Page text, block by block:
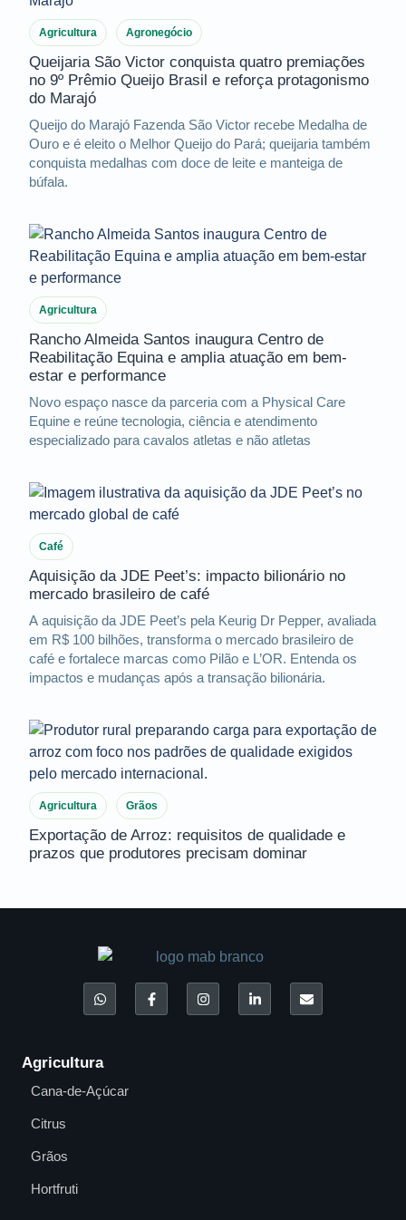
Agricultura Agronegócio
Queijaria São Victor conquista quatro premiações
no 9º Prêmio Queijo Brasil e reforça protagonismo
do Marajó
Queijo do Marajó Fazenda São Victor recebe Medalha de
Ouro e é eleito o Melhor Queijo do Pará; queijaria também
conquista medalhas com doce de leite e manteiga de
búfala.
Agricultura
Rancho Almeida Santos inaugura Centro de
Reabilitação Equina e amplia atuação em bem-
estar e performance
Novo espaço nasce da parceria com a Physical Care
Equine e reúne tecnologia, ciência e atendimento
especializado para cavalos atletas e não atletas
Café
Aquisição da JDE Peet’s: impacto bilionário no
mercado brasileiro de café
A aquisição da JDE Peet’s pela Keurig Dr Pepper, avaliada
em R$ 100 bilhões, transforma o mercado brasileiro de
café e fortalece marcas como Pilão e L’OR. Entenda os
impactos e mudanças após a transação bilionária.
Agricultura Grãos
Exportação de Arroz: requisitos de qualidade e
prazos que produtores precisam dominar
Agricultura
Cana-de-Açúcar
Citrus
Grãos
Hortfruti